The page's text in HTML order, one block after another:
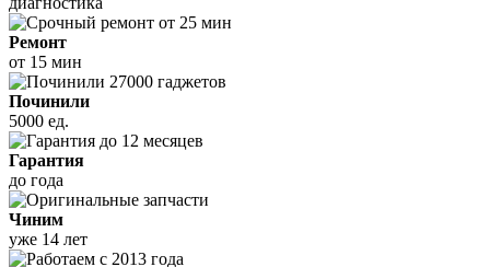
Ремонт
от 15 мин
Починили
5000 ед.
Гарантия
до года
Чиним
уже 14 лет